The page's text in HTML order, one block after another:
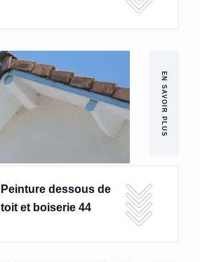
EN SAVOIR PLUS
Peinture dessous de
toit et boiserie 44